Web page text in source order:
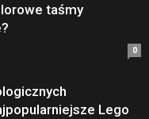
taśmy
0
Lego